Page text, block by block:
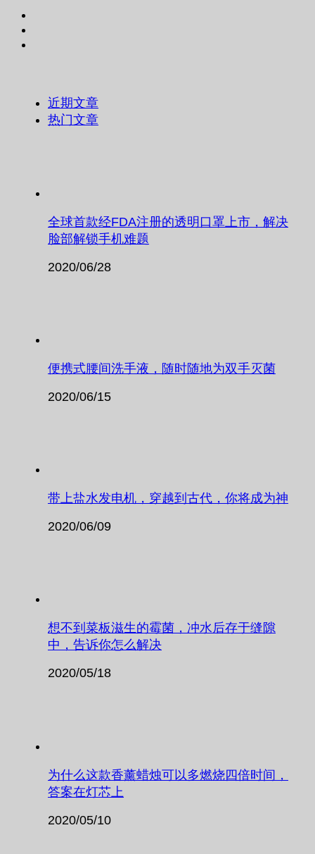
近期文章
热门文章
全球首款经FDA注册的透明口罩上市，解决
脸部解锁手机难题
2020/06/28
便携式腰间洗手液，随时随地为双手灭菌
2020/06/15
带上盐水发电机，穿越到古代，你将成为神
2020/06/09
想不到菜板滋生的霉菌，冲水后存于缝隙
中，告诉你怎么解决
2020/05/18
为什么这款香薰蜡烛可以多燃烧四倍时间，
答案在灯芯上
2020/05/10